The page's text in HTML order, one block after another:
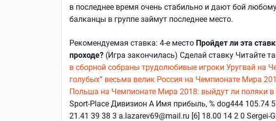
в последнее время очень стабильно и дают бой
балканцы в группе займут последнее место.
Рекомендуемая ставка: 4-е место Пройдет ли эта
проходе? (Игра закончилась) Сделай ставку Читайте
в сборной собраны трудолюбивые игроки Уругвай на
голубых” весьма велик Россия на Чемпионате Мира
Польша на Чемпионате Мира 2018: выйдут ли поляки
Sport-Place Дивизион А Имя прибыль, % dog444 105.74
21.41 39 38 3 a.lazarev69@mail.ru [6] 18.00 14 2 0 Sergei-